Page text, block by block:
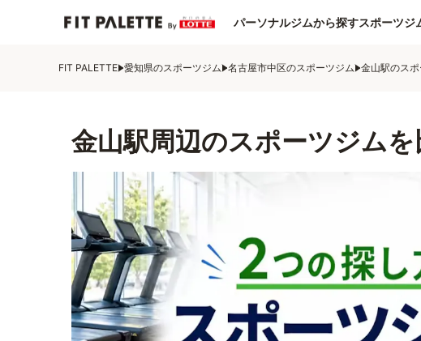
パーソナルジムから探すスポーツジ
FIT PALETTE 愛知県のスポーツジム 名古屋市中区のスポーツジム 金山駅のス
金山駅周辺のスポーツジム